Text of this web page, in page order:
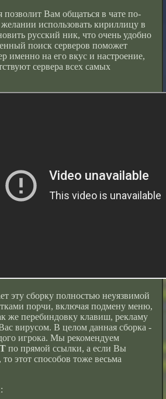
Вам общаться в чате по-
использовать кириллицу в
русский ник, что очень удобно
поиск серверов поможет
именно на его вкус и настроение,
сервера всех самых
эту сборку полностью неуязвимой
порчи, включая подмену меню,
же перебиндовку клавиш, рекламу
вирусом. В целом данная сборка -
игрока. Мы рекомендуем
по прямой ссылки, а если Вы
этот способов тоже весьма